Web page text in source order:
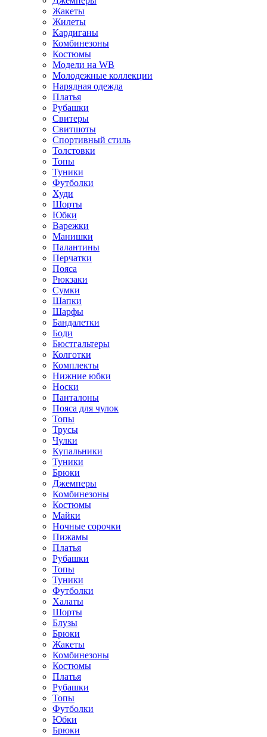
Жакеты
Жилеты
Кардиганы
Комбинезоны
Костюмы
Модели на WB
Молодежные коллекции
Нарядная одежда
Платья
Рубашки
Свитеры
Свитшоты
Спортивный стиль
Толстовки
Топы
Туники
Футболки
Худи
Шорты
Юбки
Варежки
Манишки
Палантины
Перчатки
Пояса
Рюкзаки
Сумки
Шапки
Шарфы
Бандалетки
Боди
Бюстгальтеры
Колготки
Комплекты
Нижние юбки
Носки
Панталоны
Поясa для чулок
Топы
Трусы
Чулки
Купальники
Туники
Брюки
Джемперы
Комбинезоны
Костюмы
Майки
Ночные сорочки
Пижамы
Платья
Рубашки
Топы
Туники
Футболки
Халаты
Шорты
Блузы
Брюки
Жакеты
Комбинезоны
Костюмы
Платья
Рубашки
Топы
Футболки
Юбки
Брюки